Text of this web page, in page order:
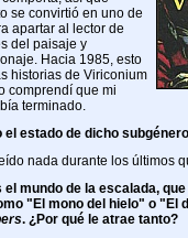
se convirtió en uno de
apartar al lector de
del paisaje y
Hacia 1985, esto
historias de Viriconium
comprendí que mi
terminado.
estado de dicho
nada durante los últimos
mundo de la escalada,
"El mono del hielo" o "El
. ¿Por qué le atrae tanto?